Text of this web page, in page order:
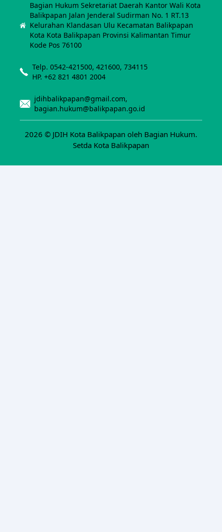
Bagian Hukum Sekretariat Daerah Kantor Wali Kota
Balikpapan Jalan Jenderal Sudirman No. 1 RT.13
Kelurahan Klandasan Ulu Kecamatan Balikpapan
Kota Kota Balikpapan Provinsi Kalimantan Timur
Kode Pos 76100
Telp. 0542-421500, 421600, 734115
HP. +62 821 4801 2004
jdihbalikpapan@gmail.com,
bagian.hukum@balikpapan.go.id
2026 © JDIH Kota Balikpapan oleh Bagian Hukum.
Setda Kota Balikpapan